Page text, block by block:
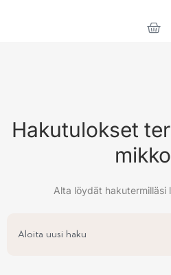
Hakutulokset
Alta löydät hakutermilläsi